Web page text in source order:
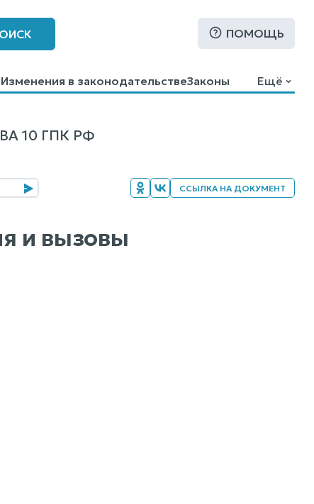
ПОМОЩЬ
Изменения в законодательствеЗаконы
Ещё
10 ГПК РФ
ССЫЛКА НА ДОКУМЕНТ
и вызовы